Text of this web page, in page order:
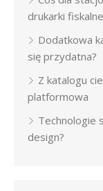
drukarki
Dodatkowa
się przydatna?
Z katalogu
platformowa
Technologie
design?